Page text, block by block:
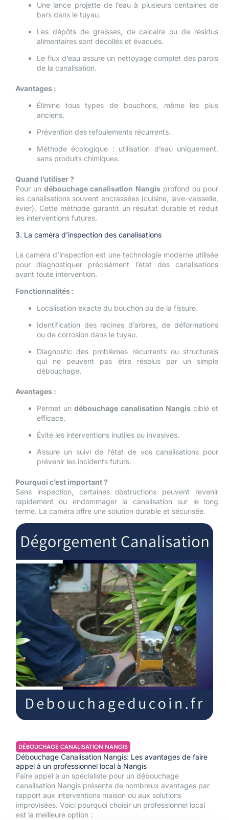
Une lance projette de l’eau à plusieurs centaines de
bars dans le tuyau.
Les dépôts de graisses, de calcaire ou de résidus
alimentaires sont décollés et évacués.
Le flux d’eau assure un nettoyage complet des parois
de la canalisation.
Avantages :
Élimine tous types de bouchons, même les plus
anciens.
Prévention des refoulements récurrents.
Méthode écologique : utilisation d’eau uniquement,
sans produits chimiques.
Quand l’utiliser ?
Pour undébouchage canalisation Nangisprofond ou pour
les canalisations souvent encrassées (cuisine, lave-vaisselle,
évier). Cette méthode garantit un résultat durable et réduit
les interventions futures.
3. La caméra d’inspection des canalisations
La caméra d’inspection est une technologie moderne utilisée
pour diagnostiquer précisément l’état des canalisations
avant toute intervention.
Fonctionnalités :
Localisation exacte du bouchon ou de la fissure.
Identification des racines d’arbres, de déformations
ou de corrosion dans le tuyau.
Diagnostic des problèmes récurrents ou structurels
qui ne peuvent pas être résolus par un simple
débouchage.
Avantages :
Permet undébouchage canalisation Nangisciblé et
efficace.
Évite les interventions inutiles ou invasives.
Assure un suivi de l’état de vos canalisations pour
prévenir les incidents futurs.
Pourquoi c’est important ?
Sans inspection, certaines obstructions peuvent revenir
rapidement ou endommager la canalisation sur le long
terme. La caméra offre une solution durable et sécurisée.
DÉBOUCHAGE CANALISATION NANGIS
Débouchage Canalisation Nangis: Les avantages de faire
appel à un professionnel local à Nangis
Faire appel à un spécialiste pour un débouchage
canalisation Nangis présente de nombreux avantages par
rapport aux interventions maison ou aux solutions
improvisées. Voici pourquoi choisir un professionnel local
est la meilleure option :